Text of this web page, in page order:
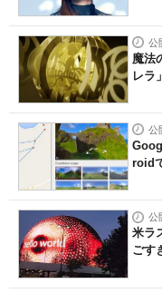
公
魔法
レラ
公
roid
公
米ラ
ごす